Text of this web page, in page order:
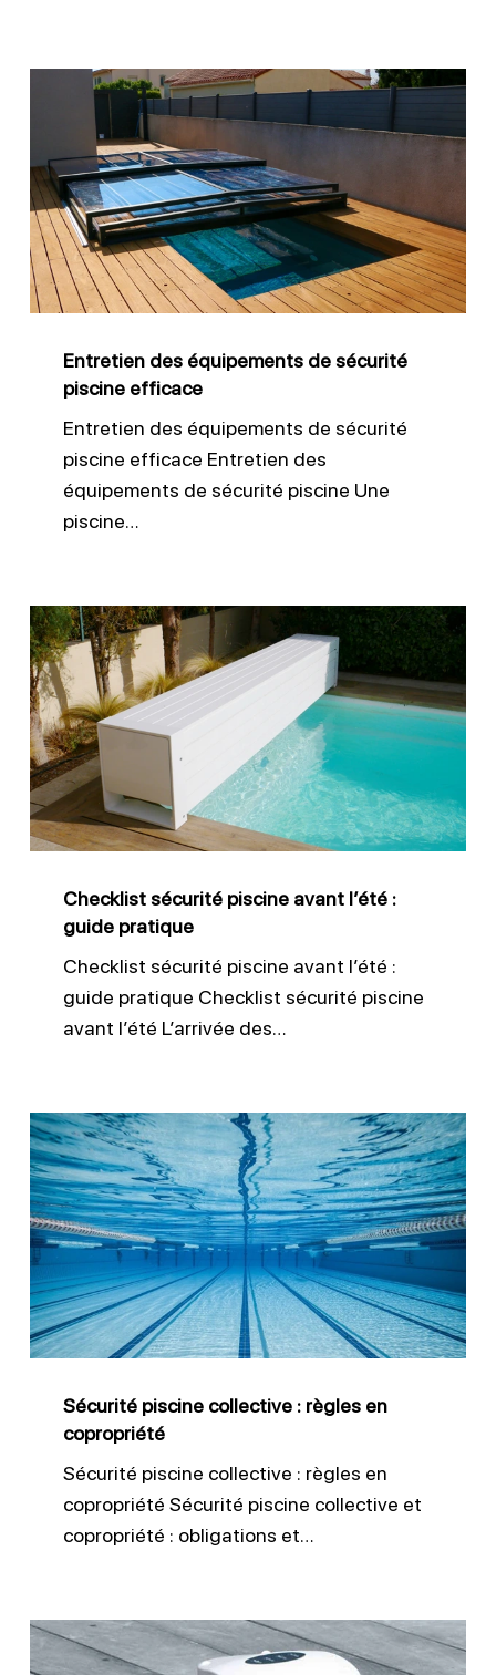
Entretien
équipements
de
sécurité
piscine
efficace
Entretien des équipements de sécurité
piscine efficace
Entretien des équipements de sécurité
piscine efficace Entretien des
équipements de sécurité piscine Une
piscine…
Checklist
sécurité
piscine
avant
l’été
:
guide
Checklist sécurité piscine avant l’été :
guide pratique
Checklist sécurité piscine avant l’été :
guide pratique Checklist sécurité piscine
avant l’été L’arrivée des…
Sécurité
piscine
collective
:
règles
en
copropriété
Sécurité piscine collective : règles en
copropriété
Sécurité piscine collective : règles en
copropriété Sécurité piscine collective et
copropriété : obligations et…
Alarme